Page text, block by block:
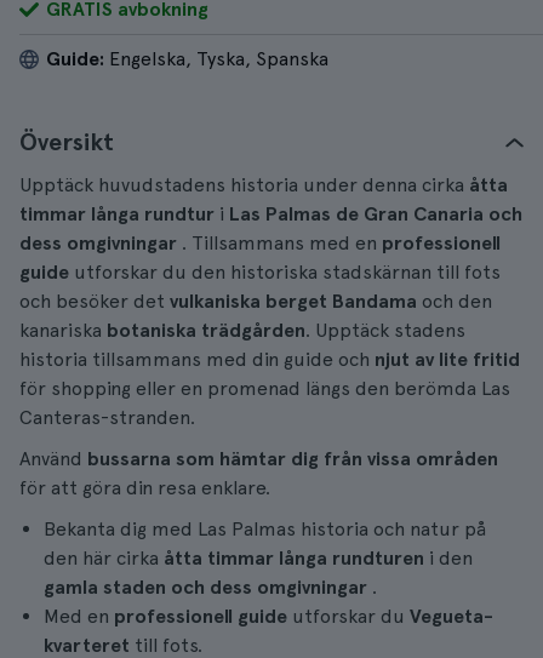
GRATIS avbokning
Guide: Engelska, Tyska, Spanska
Översikt
Upptäck huvudstadens historia under denna cirka åtta
timmar långa rundtur i Las Palmas de Gran Canaria och
dess omgivningar . Tillsammans med en professionell
guide utforskar du den historiska stadskärnan till fots
och besöker det vulkaniska berget Bandama och den
kanariska botaniska trädgården. Upptäck stadens
historia tillsammans med din guide och njut av lite fritid
för shopping eller en promenad längs den berömda Las
Canteras-stranden.
Använd bussarna som hämtar dig från vissa områden
för att göra din resa enklare.
Bekanta dig med Las Palmas historia och natur på
den här cirka åtta timmar långa rundturen i den
gamla staden och dess omgivningar .
Med en professionell guide utforskar du Vegueta-
kvarteret till fots.